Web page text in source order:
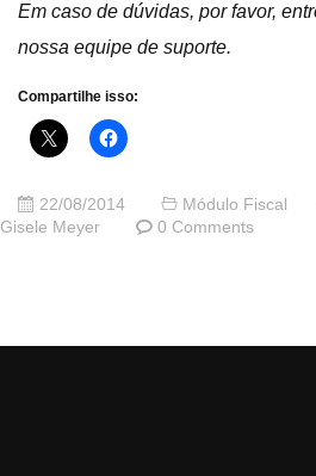
Em caso de dúvidas, por favor,
nossa equipe de suporte.
Compartilhe isso:
22/08/2014 Módulo Fiscal
Gisele Meyer
0 Comments